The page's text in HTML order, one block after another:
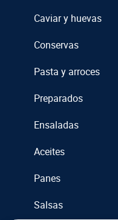
Caviar y huevas
Conservas
Pasta y arroces
Preparados
Ensaladas
Aceites
Panes
Salsas